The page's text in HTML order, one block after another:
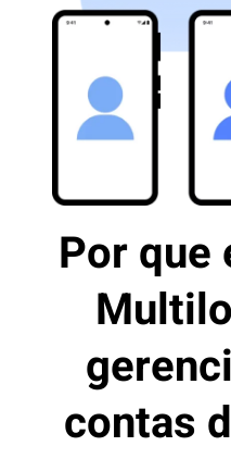
Por que
contas